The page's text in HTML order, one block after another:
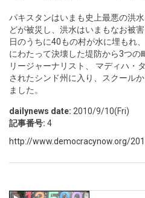
パキスタンはいまも史上最悪の洪
どが被災し、洪水はいまもなお被
日のうちに40もの村が水に埋もれ
にわたって決壊した堤防から3つの
リージャーナリスト、 マディハ・
されたシンド州に入り、スクール
ました。
dailynews date: 2010/9/10(Fri)
記事番号: 4
http://www.democracynow.org/